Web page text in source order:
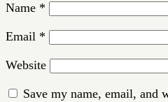
Name *
Email *
Website
Save my name, email, and